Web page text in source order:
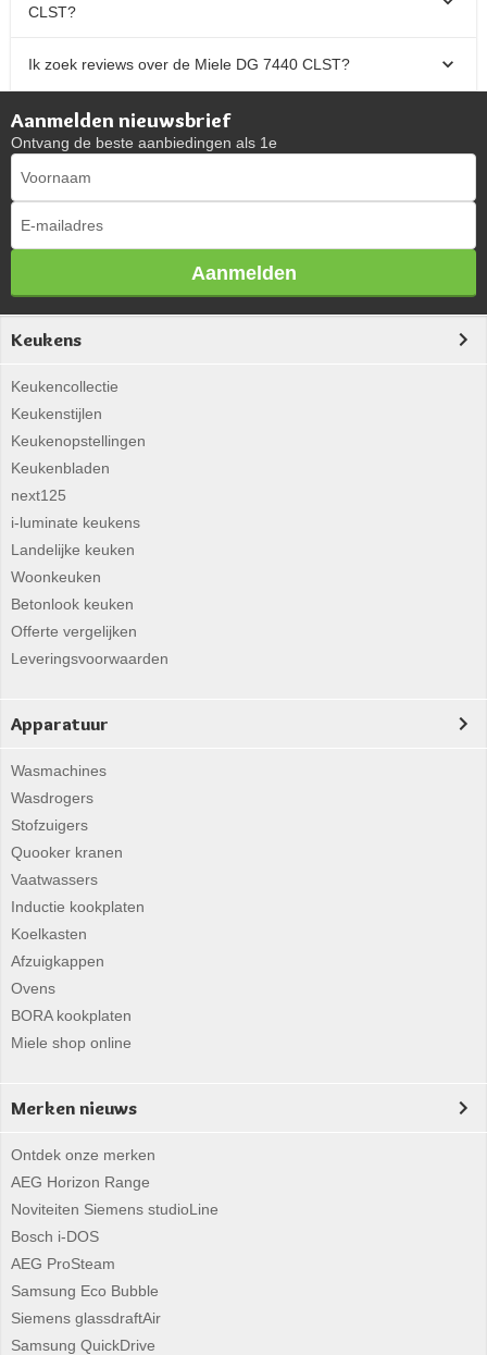
CLST?
Ik zoek reviews over de Miele DG 7440 CLST?
Aanmelden nieuwsbrief
Ontvang de beste aanbiedingen als 1e
Aanmelden
Keukens
Keukencollectie
Keukenstijlen
Keukenopstellingen
Keukenbladen
next125
i-luminate keukens
Landelijke keuken
Woonkeuken
Betonlook keuken
Offerte vergelijken
Leveringsvoorwaarden
Apparatuur
Wasmachines
Wasdrogers
Stofzuigers
Quooker kranen
Vaatwassers
Inductie kookplaten
Koelkasten
Afzuigkappen
Ovens
BORA kookplaten
Miele shop online
Merken nieuws
Ontdek onze merken
AEG Horizon Range
Noviteiten Siemens studioLine
Bosch i-DOS
AEG ProSteam
Samsung Eco Bubble
Siemens glassdraftAir
Samsung QuickDrive